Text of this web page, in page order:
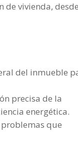
vivienda,
del inmueble
precisa de la
energética.
que